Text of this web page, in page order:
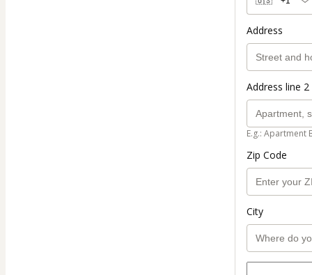
Address
Address line
E.g.: Apartment
Zip Code
City